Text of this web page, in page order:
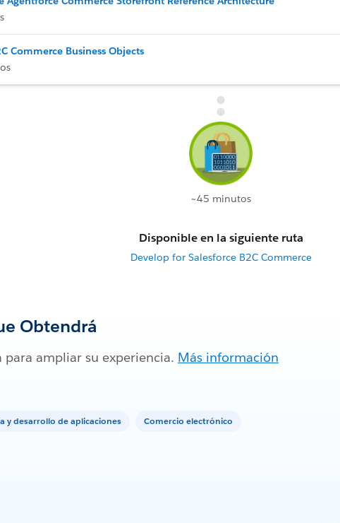
Commerce Business Objects
~45 minutos
Disponible en la siguiente ruta
Develop for Salesforce B2C Commerce
Obtendrá
ampliar su experiencia. Más información
y desarrollo de aplicaciones Comercio electrónico